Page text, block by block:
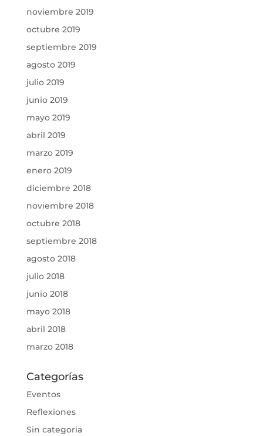
noviembre 2019
octubre 2019
septiembre 2019
agosto 2019
julio 2019
junio 2019
mayo 2019
abril 2019
marzo 2019
enero 2019
diciembre 2018
noviembre 2018
octubre 2018
septiembre 2018
agosto 2018
julio 2018
junio 2018
mayo 2018
abril 2018
marzo 2018
Categorías
Eventos
Reflexiones
Sin categoría